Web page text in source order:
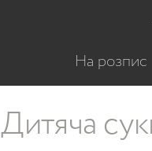
Дитяча
На розпис